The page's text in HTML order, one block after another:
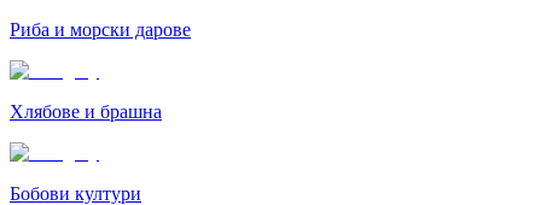
Риба и морски дарове
Хлябове и брашна
Бобови култури